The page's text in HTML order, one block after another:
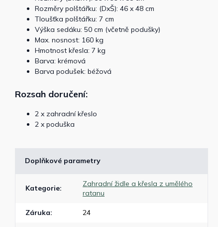
Rozměry polštářku: (DxŠ): 46 x 48 cm
Tloušťka polštářku: 7 cm
Výška sedáku: 50 cm (včetně podušky)
Max. nosnost: 160 kg
Hmotnost křesla: 7 kg
Barva: krémová
Barva podušek: béžová
Rozsah doručení:
2 x zahradní křeslo
2 x poduška
Doplňkové parametry
Kategorie:
Zahradní židle a křesla z umělého
ratanu
Záruka: 24